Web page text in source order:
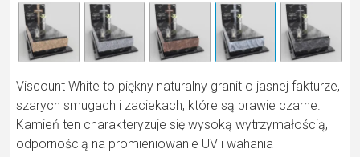
Viscount White to piękny naturalny granit o jasnej fakturze,
szarych smugach i zaciekach, które są prawie czarne.
Kamień ten charakteryzuje się wysoką wytrzymałością,
odpornością na promieniowanie UV i wahania
e